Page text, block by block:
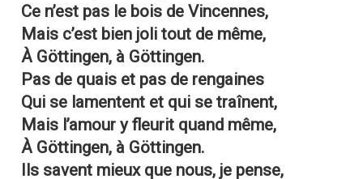
Ce n’est pas le bois de Vincennes,
Mais c’est bien joli tout de même,
À Göttingen, à Göttingen.
Pas de quais et pas de rengaines
Qui se lamentent et qui se traînent,
Mais l’amour y fleurit quand même,
À Göttingen, à Göttingen.
Ils savent mieux que nous, je pense,